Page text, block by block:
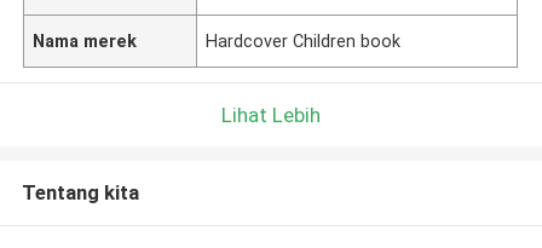
Nama merek Hardcover Children book
Lihat Lebih
Tentang kita